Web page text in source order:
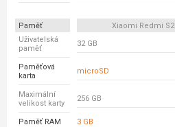
Paměť Xiaomi Redmi S2
Uživatelská
paměť
32 GB
Paměťová
karta
microSD
Maximální
velikost karty
256 GB
Paměť RAM 3 GB